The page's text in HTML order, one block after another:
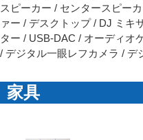
スピーカー / センタースピー
ァー / デスクトップ / DJ ミキ
ター / USB-DAC / オーディオ
/ デジタル一眼レフカメラ /
家具